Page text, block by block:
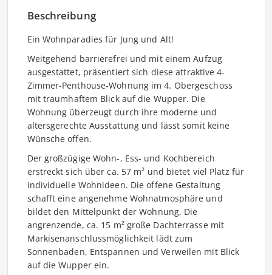
Beschreibung
Ein Wohnparadies für Jung und Alt!
Weitgehend barrierefrei und mit einem Aufzug
ausgestattet, präsentiert sich diese attraktive 4-
Zimmer-Penthouse-Wohnung im 4. Obergeschoss
mit traumhaftem Blick auf die Wupper. Die
Wohnung überzeugt durch ihre moderne und
altersgerechte Ausstattung und lässt somit keine
Wünsche offen.
Der großzügige Wohn-, Ess- und Kochbereich
erstreckt sich über ca. 57 m² und bietet viel Platz für
individuelle Wohnideen. Die offene Gestaltung
schafft eine angenehme Wohnatmosphäre und
bildet den Mittelpunkt der Wohnung. Die
angrenzende, ca. 15 m² große Dachterrasse mit
Markisenanschlussmöglichkeit lädt zum
Sonnenbaden, Entspannen und Verweilen mit Blick
auf die Wupper ein.